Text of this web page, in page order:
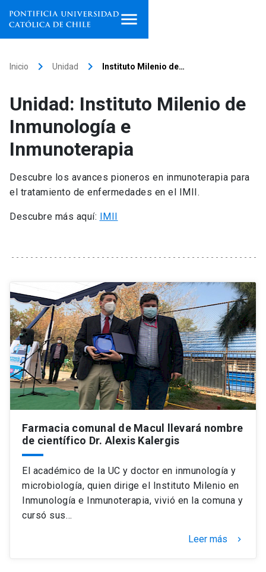
Facultades, escuelas e
institutos
Investigación
Internacionalización launch
Extensión
Información para keyboard_arrow_down
Futuros estudiantes
Estudiantes
Académicos
Personal
Padres y familia
launch
Go to english site launch
ACCESOS DIRECTOS
Admisión launch
Correo UC launch
Mi Portal UC launch
Biblioteca
Donaciones launch
Inicio keyboard_arrow_right Unidad keyboard_arrow_right Instituto Milenio de…
Unidad: Instituto Milenio de
Inmunología e
Inmunoterapia
Descubre los avances pioneros en inmunoterapia para
el tratamiento de enfermedades en el IMII.
Descubre más aquí: IMII
Farmacia comunal de Macul llevará nombre
de científico Dr. Alexis Kalergis
El académico de la UC y doctor en inmunología y
microbiología, quien dirige el Instituto Milenio en
Inmunología e Inmunoterapia, vivió en la comuna y
cursó sus…
Leer más keyboard_arrow_right